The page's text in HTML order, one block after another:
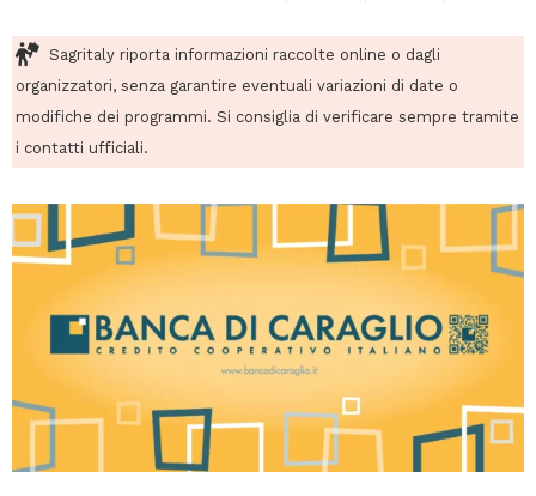
Sagritaly riporta informazioni raccolte online o dagli
organizzatori, senza garantire eventuali variazioni di date o
modifiche dei programmi. Si consiglia di verificare sempre tramite
i contatti ufficiali.